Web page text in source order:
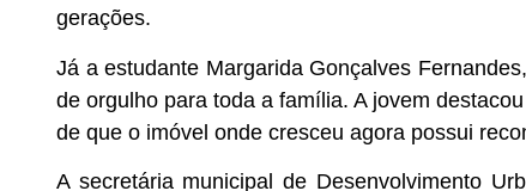
gerações.
Já a estudante Margarida Gonçalves
de orgulho para toda a família. A jovem
de que o imóvel onde cresceu agora possui
A secretária municipal de Desenvolvimento